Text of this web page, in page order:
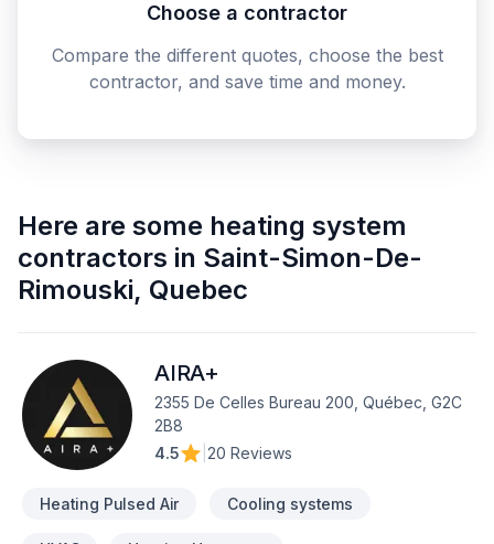
Choose a contractor
Compare the different quotes, choose the best
contractor, and save time and money.
Here are some heating system
contractors in Saint-Simon-De-
Rimouski, Quebec
AIRA+
2355 De Celles Bureau 200, Québec, G2C
2B8
4.5
20 Reviews
Heating Pulsed Air Cooling systems